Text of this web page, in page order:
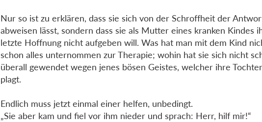
Nur so ist zu erklären, dass sie sich von der Schroffheit der
abweisen lässt, sondern dass sie als Mutter eines kranken Kindes
letzte Hoffnung nicht aufgeben will. Was hat man mit dem Kind
schon alles unternommen zur Therapie; wohin hat sie sich nicht
überall gewendet wegen jenes bösen Geistes, welcher ihre
plagt.
Endlich muss jetzt einmal einer helfen, unbedingt.
„Sie aber kam und fiel vor ihm nieder und sprach: Herr, hilf mir!“